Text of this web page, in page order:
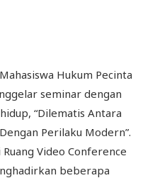
Mahasiswa Hukum Pecinta
seminar dengan
“Dilematis Antara
Perilaku Modern”.
Video Conference
beberapa